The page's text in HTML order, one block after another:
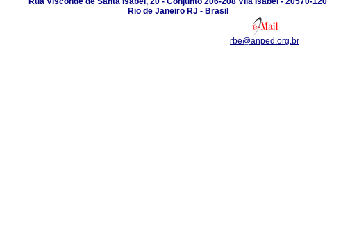
Rio de Janeiro RJ - Brasil
rbe@anped.org.br